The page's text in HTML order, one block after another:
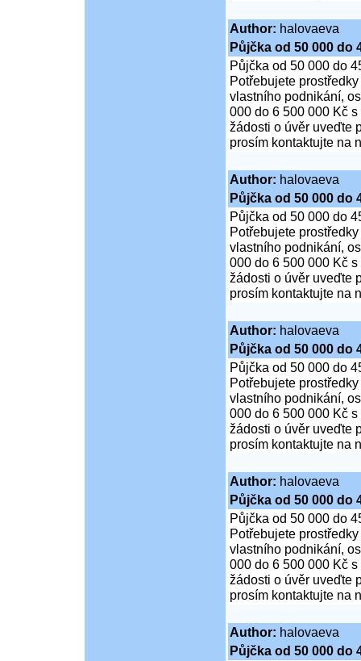
Author: halovaeva
Půjčka od 50 000 do
Půjčka od 50 000 do
Potřebujete
vlastního podnikání,
000 do 6 500 000 Kč
žádosti o úvěr uveďte
prosím kontaktujte na
Author: halovaeva
Půjčka od 50 000 do
Půjčka od 50 000 do
Potřebujete
vlastního podnikání,
000 do 6 500 000 Kč
žádosti o úvěr uveďte
prosím kontaktujte na
Author: halovaeva
Půjčka od 50 000 do
Půjčka od 50 000 do
Potřebujete
vlastního podnikání,
000 do 6 500 000 Kč
žádosti o úvěr uveďte
prosím kontaktujte na
Author: halovaeva
Půjčka od 50 000 do
Půjčka od 50 000 do
Potřebujete
vlastního podnikání,
000 do 6 500 000 Kč
žádosti o úvěr uveďte
prosím kontaktujte na
Author: halovaeva
Půjčka od 50 000 do